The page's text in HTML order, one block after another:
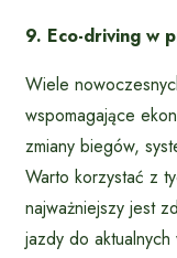
9. Eco-driving w
Wiele
wspomagające
zmiany biegów,
Warto korzystać z
najważniejszy jest
jazdy do